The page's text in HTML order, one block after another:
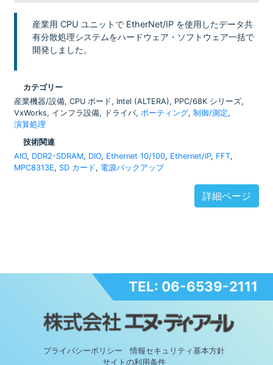
産業用 CPU ユニットで EtherNet/IP を使用したデータ共
有分散処理システムをハードウェア・ソフトウェア一括で
開発しました。
カテゴリー
産業機器/設備, CPU ボード, Intel (ALTERA), PPC/68K シリーズ,
VxWorks, インフラ設備, ドライバ, ポーティング, 制御/測定,
演算処理
技術関連
AIO, DDR2-SDRAM, DIO, Ethernet 10/100, Ethernet/IP, FFT,
MPC8313E, SD カード, 電源バックアップ
詳細ページ
TEL: 06-6539-2111
プライバシーポリシー
情報セキュリティ基本方針
サイトの利用条件